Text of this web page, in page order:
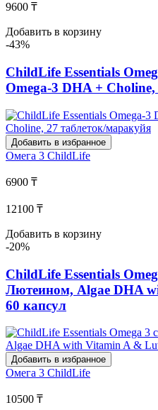
9600 ₸
Добавить в корзину
-43%
ChildLife Essentials
Omega-3 DHA +
Добавить в избранное
Омега 3 ChildLife
6900 ₸
12100 ₸
Добавить в корзину
-20%
ChildLife Essentials
Лютеином, Algae DHA
60 капсул
Добавить в избранное
Омега 3 ChildLife
10500 ₸